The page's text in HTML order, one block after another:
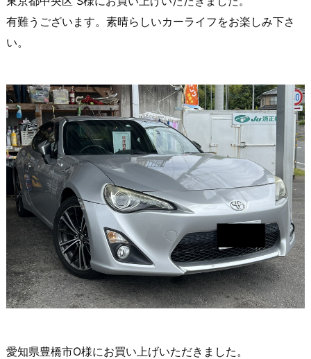
有難うございます。素晴らしいカーライフをお楽しみ下さ
い。
愛知県豊橋市O様にお買い上げいただきました。